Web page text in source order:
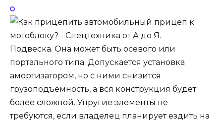
Подвеска. Она может быть осевого или
портального типа. Допускается установка
амортизатором, но с ними снизится
грузоподъёмность, а вся конструкция будет
более сложной. Упругие элементы не
требуются, если владелец планирует ездить на